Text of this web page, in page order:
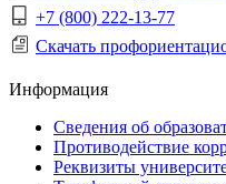
+7 (800) 222-13-77
Скачать
Информация
Сведения об
Противодействие
Реквизиты